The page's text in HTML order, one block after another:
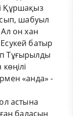
Құршақыз
шабуыл
он хан
батыр
Тұғырылды
«анда» -
астына
баласын